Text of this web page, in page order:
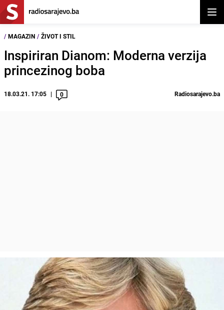
/ MAGAZIN / ŽIVOT I STIL
Inspiriran Dianom: Moderna verzija
princezinog boba
18.03.21. 17:05 0 Radiosarajevo.ba